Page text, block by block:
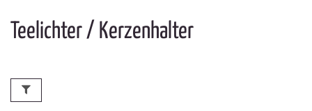
Teelichter / Kerzenhalter